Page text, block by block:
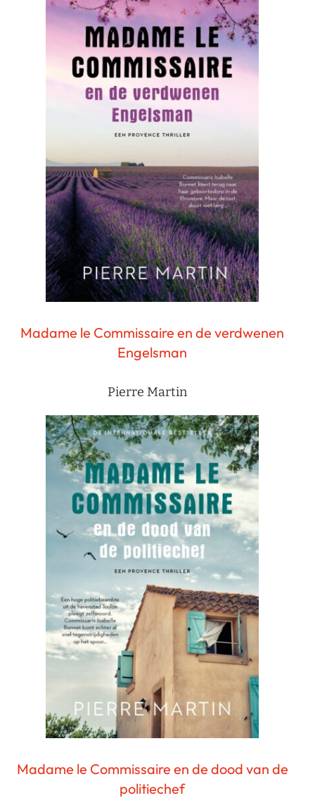
Madame le Commissaire en de verdwenen
Engelsman
Pierre Martin
Madame le Commissaire en de dood van de
politiechef